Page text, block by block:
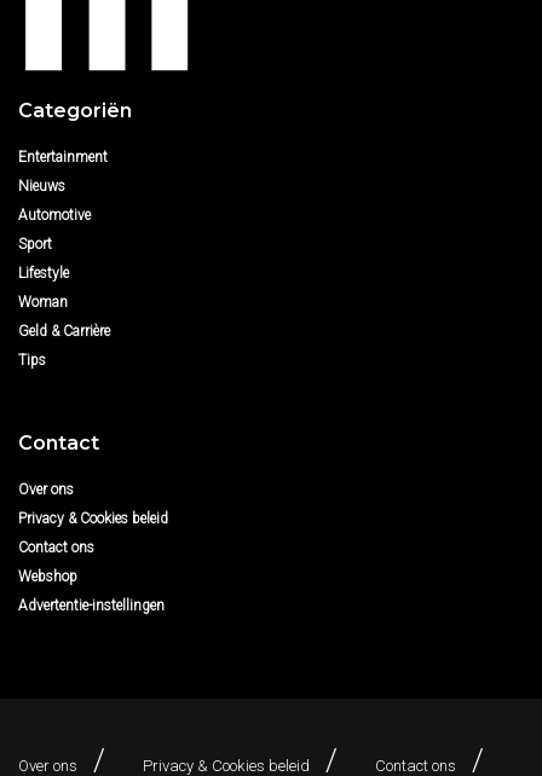
Categoriën
Entertainment
Nieuws
Automotive
Sport
Lifestyle
Woman
Geld & Carrière
Tips
Contact
Over ons
Privacy & Cookies beleid
Contact ons
Webshop
Advertentie-instellingen
Over ons Privacy & Cookies beleid Contact ons